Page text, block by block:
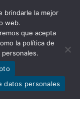
brindarle la mejor
web.
que acepta
la política de
datos personales